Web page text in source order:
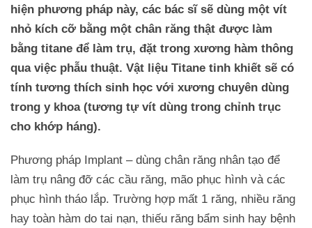
Mới nhổ răng có trồng implant được không?
Trồng răng implant có nguy hiểm không?
Trồng răng implant mất bao lâu?
Implant Hàn Quốc
Implant Pháp
Implant Thụy Sỹ
Quy trình trồng răng cấy ghép implant đúng chuẩn
Những lưu ý quan trọng sau khi cấy ghép implant
Nha Trang
hiện phương pháp này, các bác sĩ sẽ dùng một vít
nhỏ kích cỡ bằng một chân răng thật được làm
bằng titane để làm trụ, đặt trong xương hàm thông
qua việc phẫu thuật. Vật liệu Titane tinh khiết sẽ có
tính tương thích sinh học với xương chuyên dùng
trong y khoa (tương tự vít dùng trong chỉnh trục
cho khớp háng).
Phương pháp Implant – dùng chân răng nhân tạo để
làm trụ nâng đỡ các cầu răng, mão phục hình và các
phục hình tháo lắp. Trường hợp mất 1 răng, nhiều răng
hay toàn hàm do tai nạn, thiếu răng bẩm sinh hay bệnh